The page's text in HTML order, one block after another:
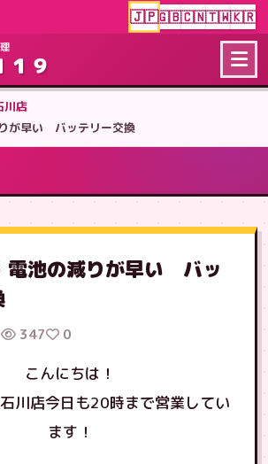
🇯🇵🇬🇧🇨🇳🇹🇼🇰🇷
１９
川店
が早い バッテリー交換
池の減りが早い バッ
347 0
こんにちは！
川店今日も20時まで営業してい
ます！